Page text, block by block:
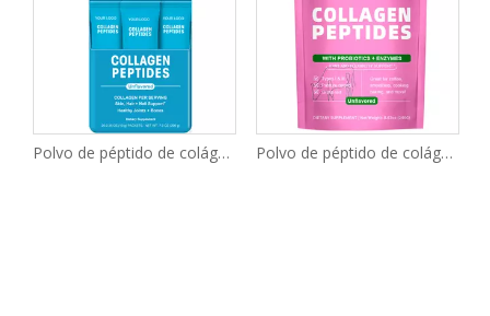
Polvo de péptido de colágeno hidrolizado puro Polvo de péptido de colágeno hidrolizado